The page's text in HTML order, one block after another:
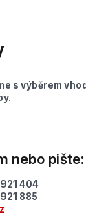
s výběrem
nebo pište:
404
885